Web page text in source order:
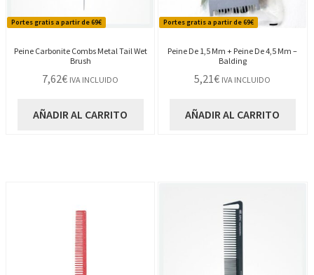
Portes gratis a partir de 69€
Peine Carbonite Combs Metal Tail Wet
Brush
7,62€ IVA INCLUIDO
AÑADIR AL CARRITO
Portes gratis a partir de 69€
Peine De 1,5 Mm + Peine De 4,5 Mm –
Balding
5,21€ IVA INCLUIDO
AÑADIR AL CARRITO